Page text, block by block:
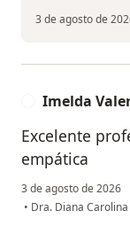
3 de agosto de
Imelda
Excelente
empática
3 de agosto de 2026
• Dra. Diana